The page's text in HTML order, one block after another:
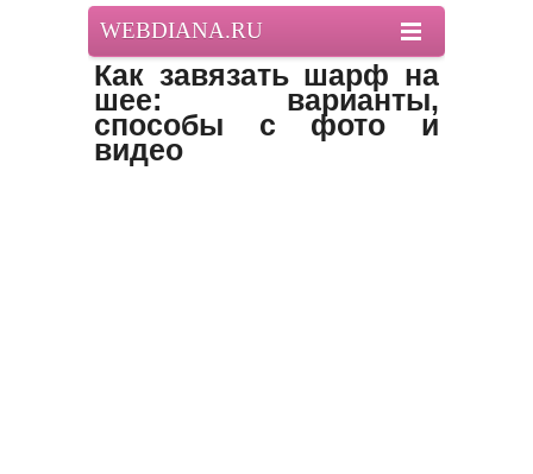
WEBDIANA.RU
Как завязать шарф на
шее: варианты,
способы с фото и
видео